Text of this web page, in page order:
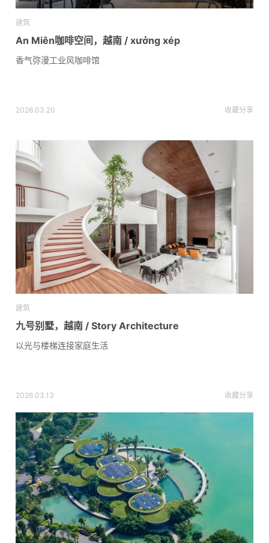
建筑
An Miên咖啡空间，越南 / xưởng xép
香气弥漫工业风咖啡馆
2026.03.20 收藏分享
建筑
九号别墅，越南 / Story Architecture
以光与楼梯连接家庭生活
2026.03.13 收藏分享